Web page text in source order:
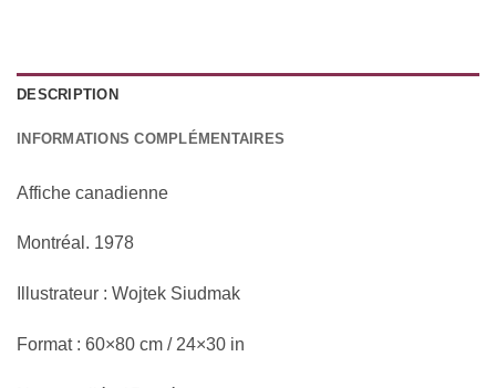
DESCRIPTION
INFORMATIONS COMPLÉMENTAIRES
Affiche canadienne
Montréal. 1978
Illustrateur : Wojtek Siudmak
Format : 60×80 cm / 24×30 in